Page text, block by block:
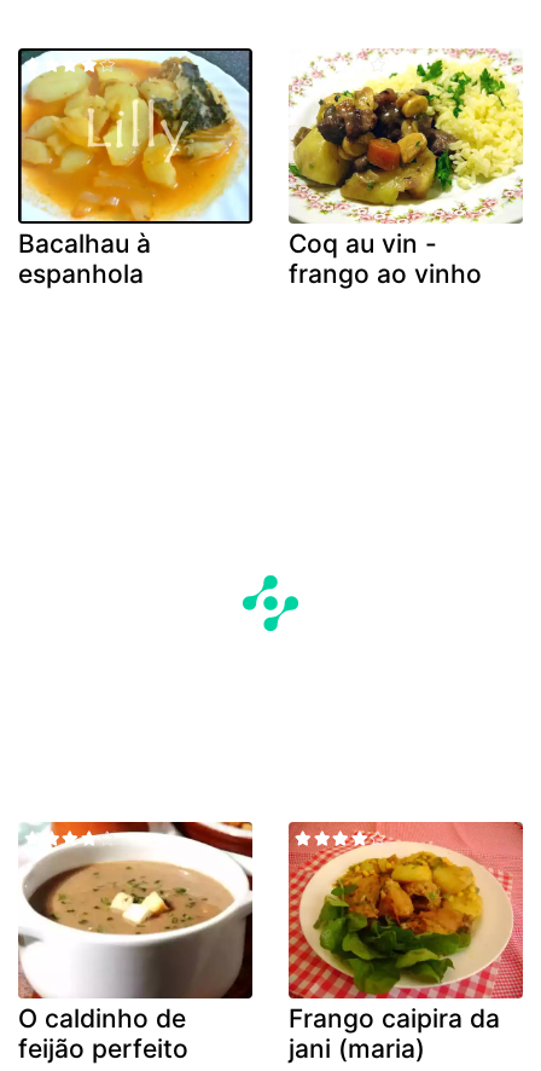
Bacalhau à
espanhola
Coq au vin -
frango ao vinho
O caldinho de
feijão perfeito
Frango caipira da
jani (maria)